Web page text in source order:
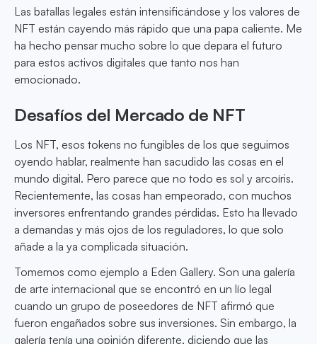
Las batallas legales están intensificándose y los valores de
NFT están cayendo más rápido que una papa caliente. Me
ha hecho pensar mucho sobre lo que depara el futuro
para estos activos digitales que tanto nos han
emocionado.
Desafíos del Mercado de NFT
Los NFT, esos tokens no fungibles de los que seguimos
oyendo hablar, realmente han sacudido las cosas en el
mundo digital. Pero parece que no todo es sol y arcoíris.
Recientemente, las cosas han empeorado, con muchos
inversores enfrentando grandes pérdidas. Esto ha llevado
a demandas y más ojos de los reguladores, lo que solo
añade a la ya complicada situación.
Tomemos como ejemplo a Eden Gallery. Son una galería
de arte internacional que se encontró en un lío legal
cuando un grupo de poseedores de NFT afirmó que
fueron engañados sobre sus inversiones. Sin embargo, la
galería tenía una opinión diferente, diciendo que las